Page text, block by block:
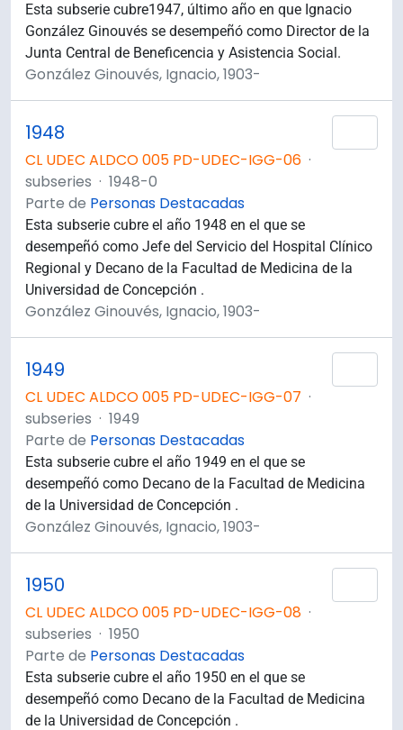
Esta subserie cubre1947, último año en que Ignacio
González Ginouvés se desempeñó como Director de la
Junta Central de Beneficencia y Asistencia Social.
González Ginouvés, Ignacio, 1903-
1948
CL UDEC ALDCO 005 PD-UDEC-IGG-06 ·
subseries · 1948-0
Parte de Personas Destacadas
Esta subserie cubre el año 1948 en el que se
desempeñó como Jefe del Servicio del Hospital Clínico
Regional y Decano de la Facultad de Medicina de la
Universidad de Concepción .
González Ginouvés, Ignacio, 1903-
1949
CL UDEC ALDCO 005 PD-UDEC-IGG-07 ·
subseries · 1949
Parte de Personas Destacadas
Esta subserie cubre el año 1949 en el que se
desempeñó como Decano de la Facultad de Medicina
de la Universidad de Concepción .
González Ginouvés, Ignacio, 1903-
1950
CL UDEC ALDCO 005 PD-UDEC-IGG-08 ·
subseries · 1950
Parte de Personas Destacadas
Esta subserie cubre el año 1950 en el que se
desempeñó como Decano de la Facultad de Medicina
de la Universidad de Concepción .